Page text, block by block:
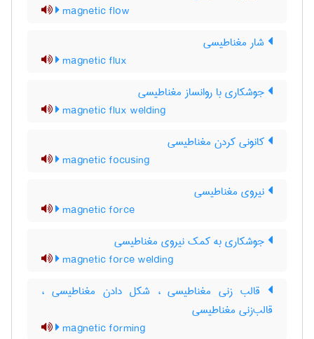
magnetic flow
شار مغناطیسی
magnetic flux
جوشکاری با روانساز مغناطیسی
magnetic flux welding
کانونی کردن مغناطیسی
magnetic focusing
نیروی مغناطیسی
magnetic force
جوشکاری به کمک نیروی مغناطیسی
magnetic force welding
قالب زنی مغناطیسی ، شکل دادن مغناطیسی ،
قالب‌زنی مغناطیسی
magnetic forming